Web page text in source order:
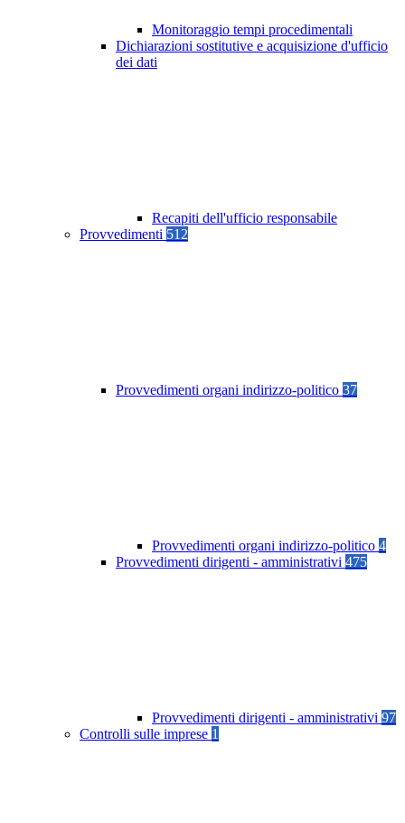
Monitoraggio tempi procedimentali
Dichiarazioni sostitutive e acquisizione d'ufficio
dei dati
Recapiti dell'ufficio responsabile
Provvedimenti 512
Provvedimenti organi indirizzo-politico 37
Provvedimenti organi indirizzo-politico 4
Provvedimenti dirigenti - amministrativi 475
Provvedimenti dirigenti - amministrativi 97
Controlli sulle imprese 1